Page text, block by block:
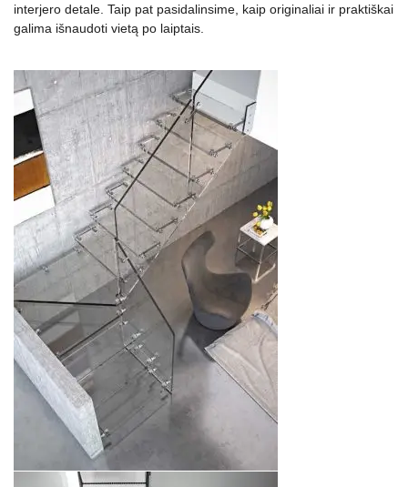
interjero detale. Taip pat pasidalinsime, kaip originaliai ir praktiškai
galima išnaudoti vietą po laiptais.